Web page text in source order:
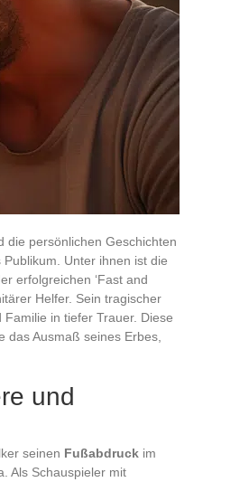
die persönlichen Geschichten
Unter ihnen ist die
erfolgreichen ‘Fast and
Helfer. Sein tragischer
in tiefer Trauer. Diese
das Ausmaß seines Erbes,
und
seinen Fußabdruck im
Als Schauspieler mit